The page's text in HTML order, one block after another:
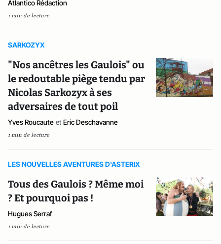
Atlantico Rédaction
1 min de lecture
SARKOZYX
"Nos ancêtres les Gaulois" ou
le redoutable piège tendu par
Nicolas Sarkozyx à ses
adversaires de tout poil
Yves Roucaute et Eric Deschavanne
1 min de lecture
LES NOUVELLES AVENTURES D'ASTERIX
Tous des Gaulois ? Même moi
? Et pourquoi pas !
Hugues Serraf
1 min de lecture